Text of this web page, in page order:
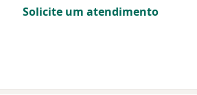
Solicite um atendimento